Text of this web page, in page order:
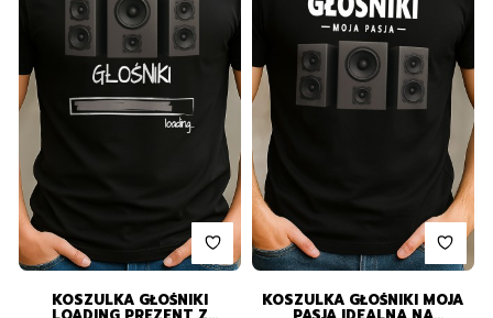
KOSZULKA GŁOŚNIKI KOSZULKA GŁOŚNIKI MOJA